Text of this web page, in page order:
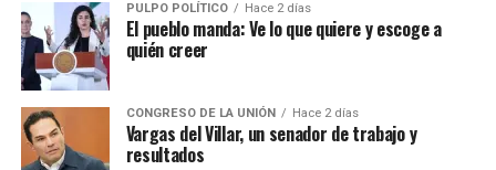
PULPO POLÍTICO Hace 2 días
El pueblo manda: Ve lo que quiere y escoge a
quién creer
CONGRESO DE LA UNIÓN Hace 2 días
Vargas del Villar, un senador de trabajo y
resultados